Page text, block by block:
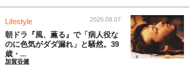
Lifestyle 2026.08.07
朝ドラ『風、薫る』で「病人役な
のに色気がダダ漏れ」と騒然。39
歳・...
加賀谷健